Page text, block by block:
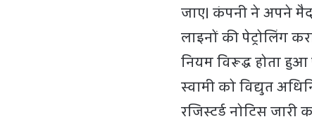
जाए। कंपनी ने अपने
लाइनों की पेट्रोलिंग
नियम विरूद्ध होता
स्वामी को विद्युत
रजिस्टर्ड नोटिस